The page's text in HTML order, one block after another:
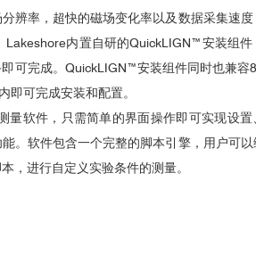
辨率，超快的磁场变化率以及数据采集速度
Lakeshore内置自研的QuickLIGN™安装组件
可完成。QuickLIGN™安装组件同时也兼容
即可完成安装和配置。
量软件，只需简单的界面操作即可实现设置
。软件包含一个完整的脚本引擎，用户可以
，进行自定义实验条件的测量。